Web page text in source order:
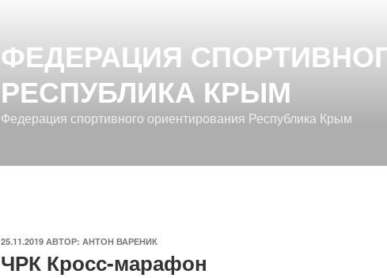
ФЕДЕРАЦИЯ
РЕСПУБЛИКА КРЫМ
Федерация спортивного ориентирования Республика Крым
ОПУБЛИКОВАНО
25.11.2019 АВТОР: АНТОН ВАРЕНИК
ЧРК Кросс-марафон